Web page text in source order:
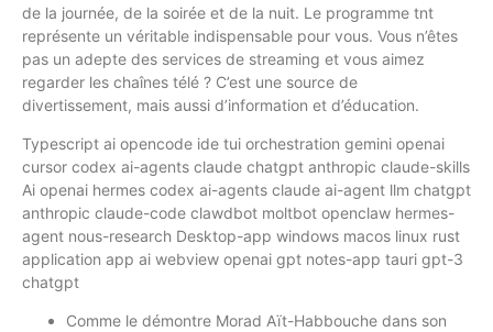
de la journée, de la soirée et de la nuit. Le programme tnt
représente un véritable indispensable pour vous. Vous n’êtes
pas un adepte des services de streaming et vous aimez
regarder les chaînes télé ? C’est une source de
divertissement, mais aussi d’information et d’éducation.
Typescript ai opencode ide tui orchestration gemini openai
cursor codex ai-agents claude chatgpt anthropic claude-skills
Ai openai hermes codex ai-agents claude ai-agent llm chatgpt
anthropic claude-code clawdbot moltbot openclaw hermes-
agent nous-research Desktop-app windows macos linux rust
application app ai webview openai gpt notes-app tauri gpt-3
chatgpt
Comme le démontre Morad Aït-Habbouche dans son